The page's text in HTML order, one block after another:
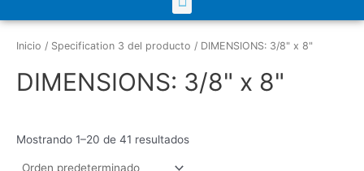
Inicio / Specification 3 del producto / DIMENSIONS: 3/8" x 8"
DIMENSIONS: 3/8" x 8"
Mostrando 1–20 de 41 resultados